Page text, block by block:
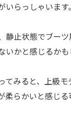
らっしゃいます。
静止状態でブー
かと感じるかも
てみると、上級
柔らかいと感じ